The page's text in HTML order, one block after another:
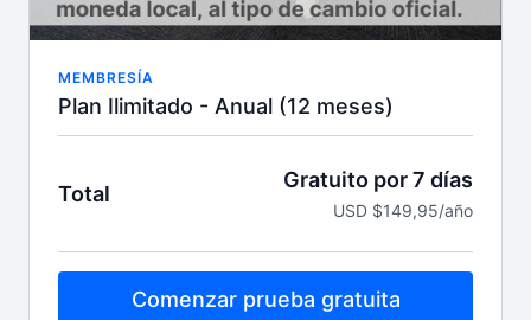
MEMBRESÍA
Plan Ilimitado - Anual (12 meses)
Total
Gratuito por 7 días
USD $149,95/año
Comenzar prueba gratuita